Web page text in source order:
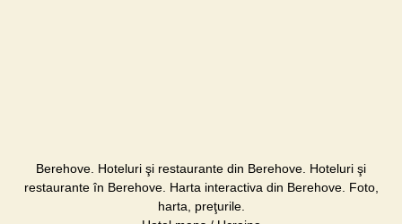
Berehove. Hoteluri şi restaurante din Berehove. Hoteluri şi
restaurante în Berehove. Harta interactiva din Berehove. Foto,
harta, preţurile.